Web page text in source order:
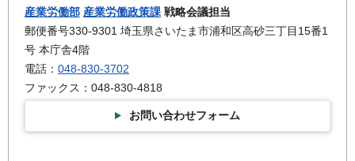
産業労働部 産業労働政策課 戦略会議担当
郵便番号330-9301 埼玉県さいたま市浦和区高砂三丁目15番1
号 本庁舎4階
電話： 048-830-3702
ファックス：048-830-4818
お問い合わせフォーム